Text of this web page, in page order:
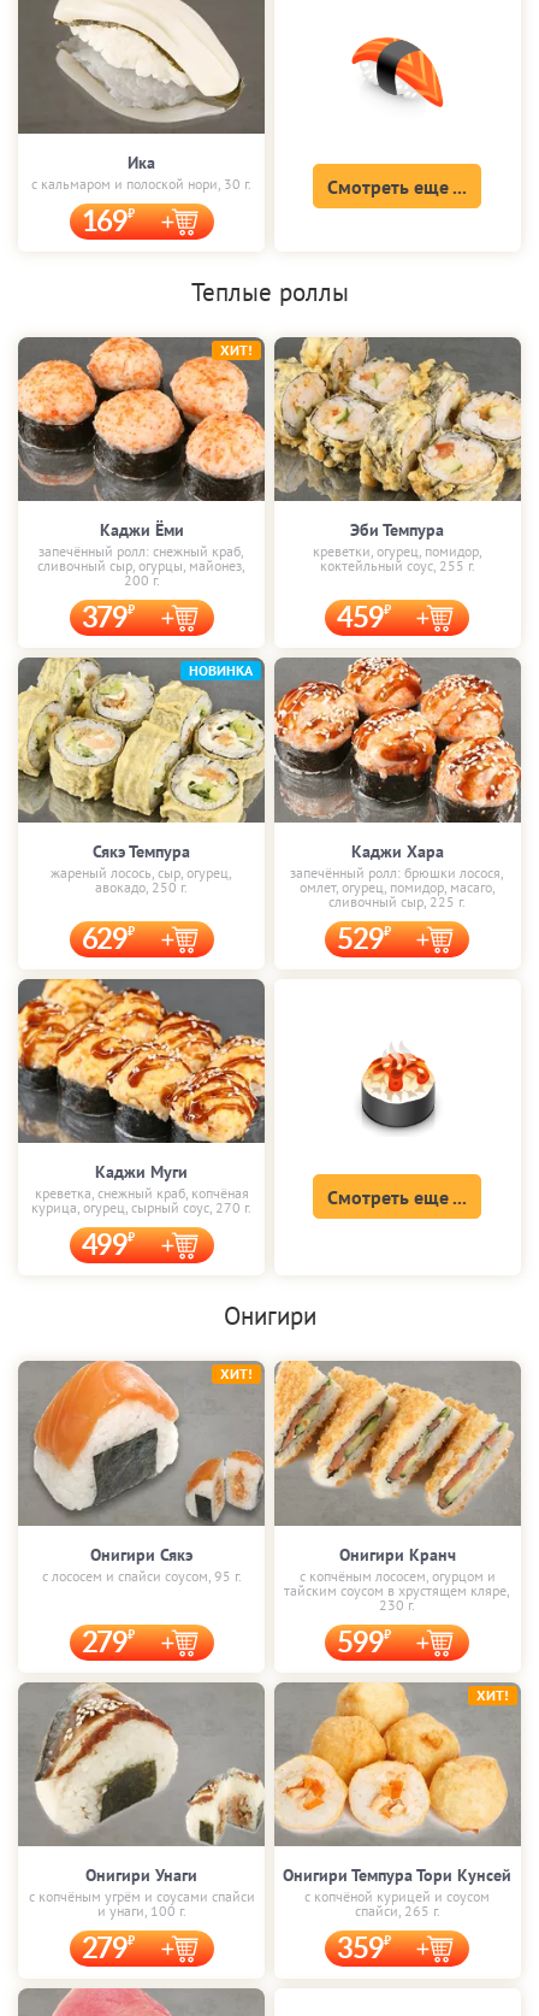
Ика
с кальмаром и полоской нори, 30 г.
169
Смотреть еще ...
Теплые роллы
Каджи Ёми
запечённый ролл: снежный краб,
сливочный сыр, огурцы, майонез,
200 г.
379
ХИТ!
Эби Темпура
креветки, огурец, помидор,
коктейльный соус, 255 г.
459
Сякэ Темпура
жареный лосось, сыр, огурец,
авокадо, 250 г.
629
НОВИНКА
Каджи Хара
запечённый ролл: брюшки лосося,
омлет, огурец, помидор, масаго,
сливочный сыр, 225 г.
529
Каджи Муги
креветка, снежный краб, копчёная
курица, огурец, сырный соус, 270 г.
499
Смотреть еще ...
Онигири
Онигири Сякэ
с лососем и спайси соусом, 95 г.
279
ХИТ!
Онигири Кранч
с копчёным лососем, огурцом и
тайским соусом в хрустящем кляре,
230 г.
599
Онигири Унаги
с копчёным угрём и соусами спайси
и унаги, 100 г.
279
Онигири Темпура Тори Кунсей
с копчёной курицей и соусом
спайси, 265 г.
359
ХИТ!